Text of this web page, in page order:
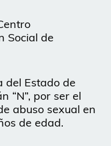
Social de
del Estado de
“N”, por ser el
abuso sexual en
de edad.